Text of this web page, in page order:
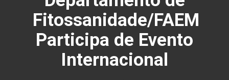
Fitossanidade/FAEM
Participa de Evento
Internacional